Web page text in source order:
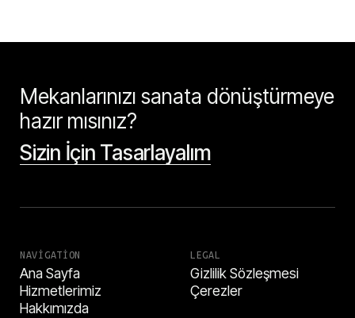
Mekanlarınızı sanata dönüştürmeye
hazır mısınız?
Sizin İçin Tasarlayalım
NAVIGATION
Ana Sayfa
Hizmetlerimiz
Hakkımızda
LEGAL
Gizlilik Sözleşmesi
Çerezler